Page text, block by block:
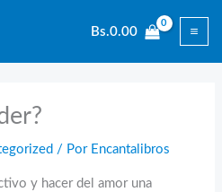
Bs.0.00
/ Por Encantalibros
y hacer del amor una